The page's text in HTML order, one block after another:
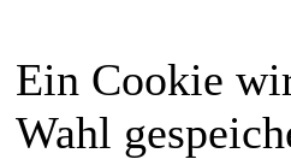
Ein Cookie
Wahl